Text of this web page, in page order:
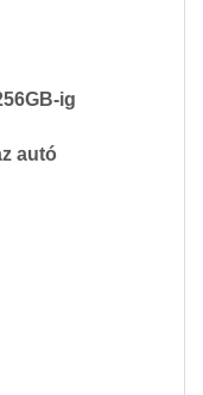
ig
autó